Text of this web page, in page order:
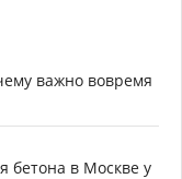
важно вовремя
бетона в Москве у